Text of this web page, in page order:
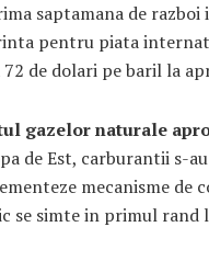
saptamana de
pentru piata
72 de dolari pe baril la
gazelor naturale
de Est, carburantii s-
mecanisme de
se simte in primul rand